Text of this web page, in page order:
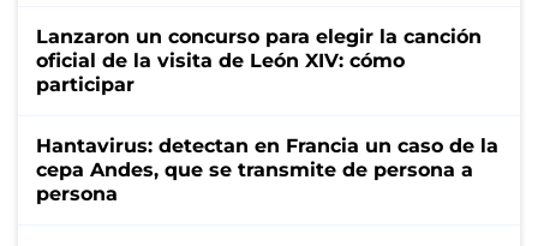
Lanzaron un concurso para elegir la canción
oficial de la visita de León XIV: cómo
participar
Hantavirus: detectan en Francia un caso de la
cepa Andes, que se transmite de persona a
persona